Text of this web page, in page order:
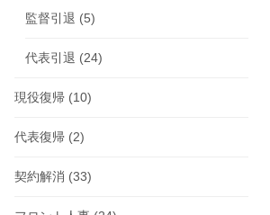
監督引退 (5)
代表引退 (24)
現役復帰 (10)
代表復帰 (2)
契約解消 (33)